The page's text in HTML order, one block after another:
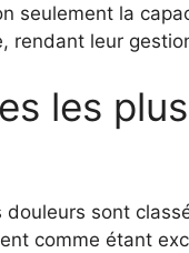
seulement la
leur
les
douleurs sont
comme étant